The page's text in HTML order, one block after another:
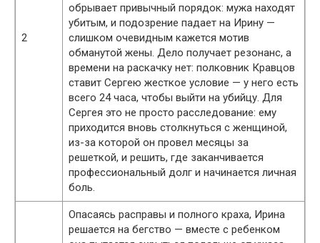
2
обрывает привычный порядок: мужа находят
убитым, и подозрение падает на Ирину —
слишком очевидным кажется мотив
обманутой жены. Дело получает резонанс, а
времени на раскачку нет: полковник Кравцов
ставит Сергею жесткое условие — у него есть
всего 24 часа, чтобы выйти на убийцу. Для
Сергея это не просто расследование: ему
приходится вновь столкнуться с женщиной,
из-за которой он провел месяцы за
решеткой, и решить, где заканчивается
профессиональный долг и начинается личная
боль.
Опасаясь расправы и полного краха, Ирина
решается на бегство — вместе с ребенком